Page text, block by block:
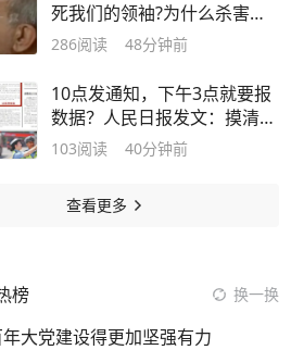
死我们的领袖?为什么杀害我
们的指挥官和科学家？我无论
286阅读 48分钟前
10点发通知，下午3点就要报
数据？人民日报发文：摸清底
数不能动辄报数
103阅读 40分钟前
查看更多
榜 换一换
大党建设得更加坚强有力